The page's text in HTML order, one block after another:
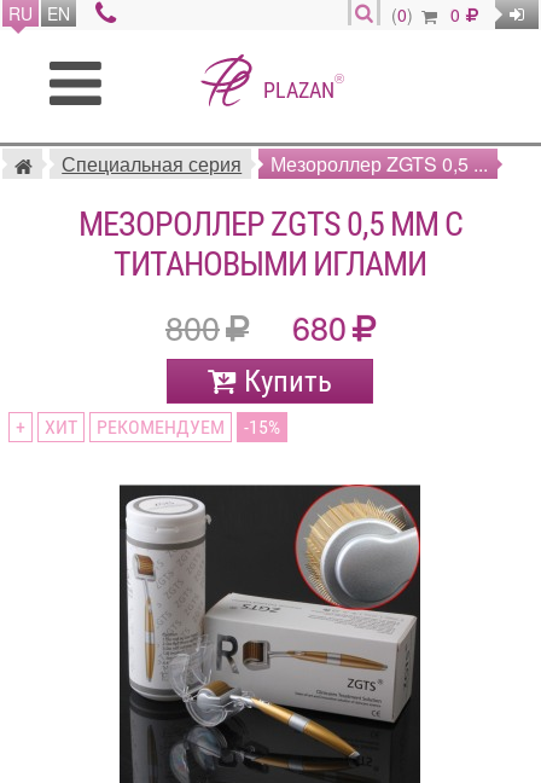
RU EN (0) 0
PLAZAN®
Специальная серия Мезороллер ZGTS 0,5 ...
МЕЗОРОЛЛЕР ZGTS 0,5 ММ С
ТИТАНОВЫМИ ИГЛАМИ
800 680
Купить
+ ХИТ РЕКОМЕНДУЕМ 15